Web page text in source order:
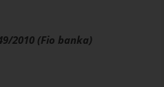
2010 (Fio banka)